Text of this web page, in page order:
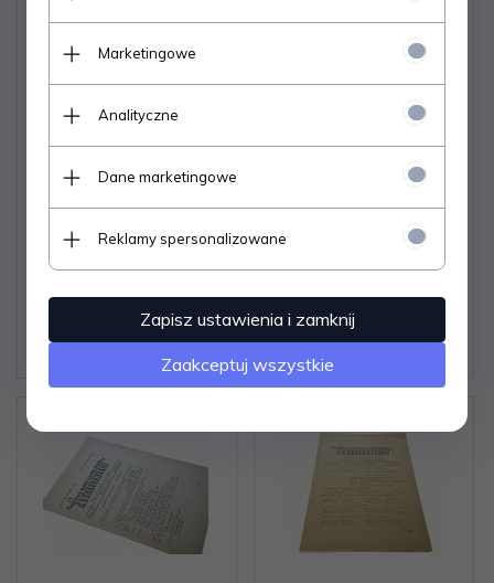
JĘZYKA ANGIELSKIEGO
39 SŁOWNIK
2 egz.
JĘZYKA ANGIELSKIEGO
31 1960/61
1 egz.
Marketingowe
Analityczne
Dane marketingowe
Reklamy spersonalizowane
Zapisz ustawienia i zamknij
Zaakceptuj wszystkie